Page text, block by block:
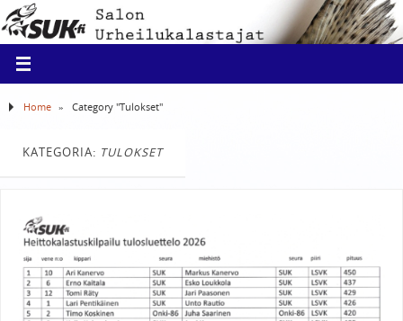
Home » Category "Tulokset"
KATEGORIA: TULOKSET